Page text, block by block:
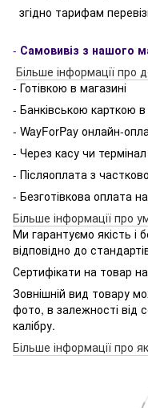
згідно тарифам
- Самовивіз з нашого
Більше інформації про
- Готівкою в магазині
- Банківською карткою в
- WayForPay онлайн-
- Через касу чи
- Післяоплата з
- Безготівкова оплата
Більше інформації про
Ми гарантуємо якість і
відповідно до
Сертифікати на товар
Зовнішній вид товару
фото, в залежності від
калібру.
Більше інформації про